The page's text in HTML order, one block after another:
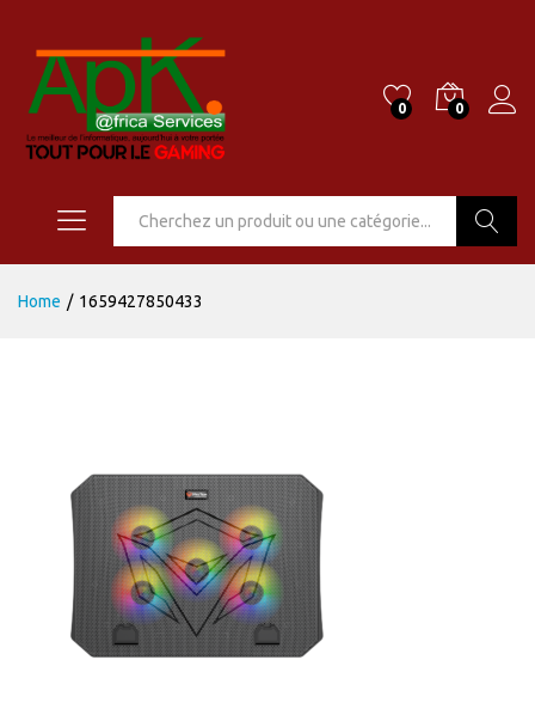
0 0
Home / 1659427850433